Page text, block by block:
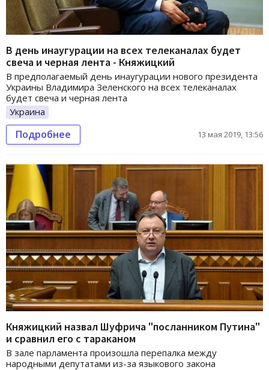
В день инаугурации на всех телеканалах будет
свеча и черная лента - Княжицкий
В предполагаемый день инаугурации нового президента
Украины Владимира Зеленского на всех телеканалах
будет свеча и черная лента
Украина
Подробнее 13 мая 2019, 13:56
Княжицкий назвал Шуфрича "посланником Путина"
и сравнил его с тараканом
В зале парламента произошла перепалка между
народными депутатами из-за языкового закона